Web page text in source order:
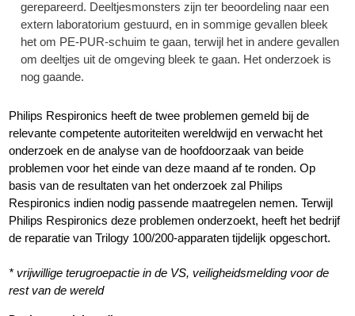
gerepareerd. Deeltjesmonsters zijn ter beoordeling naar een
extern laboratorium gestuurd, en in sommige gevallen bleek
het om PE-PUR-schuim te gaan, terwijl het in andere gevallen
om deeltjes uit de omgeving bleek te gaan. Het onderzoek is
nog gaande.
Philips Respironics heeft de twee problemen gemeld bij de
relevante competente autoriteiten wereldwijd en verwacht het
onderzoek en de analyse van de hoofdoorzaak van beide
problemen voor het einde van deze maand af te ronden. Op
basis van de resultaten van het onderzoek zal Philips
Respironics indien nodig passende maatregelen nemen. Terwijl
Philips Respironics deze problemen onderzoekt, heeft het bedrijf
de reparatie van Trilogy 100/200-apparaten tijdelijk opgeschort.
* vrijwillige terugroepactie in de VS, veiligheidsmelding voor de
rest van de wereld